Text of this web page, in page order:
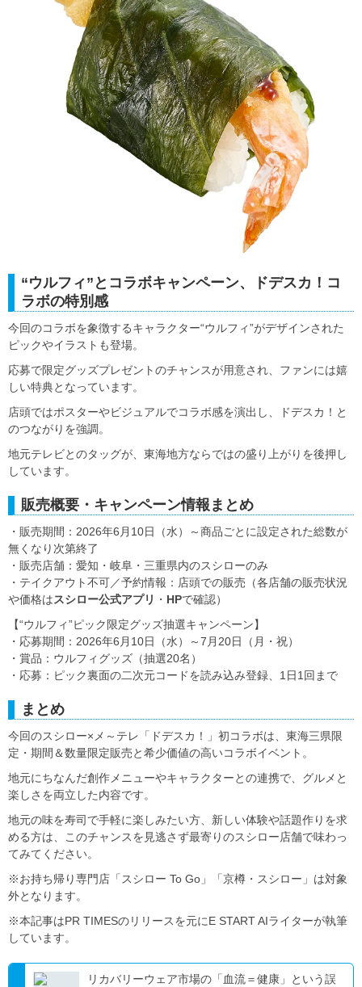
“ウルフィ”とコラボキャンペーン、ドデスカ！コ
ラボの特別感
今回のコラボを象徴するキャラクター“ウルフィ”がデザインされた
ピックやイラストも登場。
応募で限定グッズプレゼントのチャンスが用意され、ファンには嬉
しい特典となっています。
店頭ではポスターやビジュアルでコラボ感を演出し、ドデスカ！と
のつながりを強調。
地元テレビとのタッグが、東海地方ならではの盛り上がりを後押し
しています。
販売概要・キャンペーン情報まとめ
・販売期間：2026年6月10日（水）～商品ごとに設定された総数が
無くなり次第終了
・販売店舗：愛知・岐阜・三重県内のスシローのみ
・テイクアウト不可／予約情報：店頭での販売（各店舗の販売状況
や価格はスシロー公式アプリ ・ HPで確認）
【“ウルフィ”ピック限定グッズ抽選キャンペーン】
・応募期間：2026年6月10日（水）～7月20日（月・祝）
・賞品：ウルフィグッズ（抽選20名）
・応募：ピック裏面の二次元コードを読み込み登録、1日1回まで
まとめ
今回のスシロー×メ～テレ「ドデスカ！」初コラボは、東海三県限
定・期間＆数量限定販売と希少価値の高いコラボイベント。
地元にちなんだ創作メニューやキャラクターとの連携で、グルメと
楽しさを両立した内容です。
地元の味を寿司で手軽に楽しみたい方、新しい体験や話題作りを求
める方は、このチャンスを見逃さず最寄りのスシロー店舗で味わっ
てみてください。
※お持ち帰り専門店「スシロー To Go」「京樽・スシロー」は対象
外となります。
※本記事はPR TIMESのリリースを元にE START AIライターが執筆
しています。
リカバリーウェア市場の「血流＝健康」という誤